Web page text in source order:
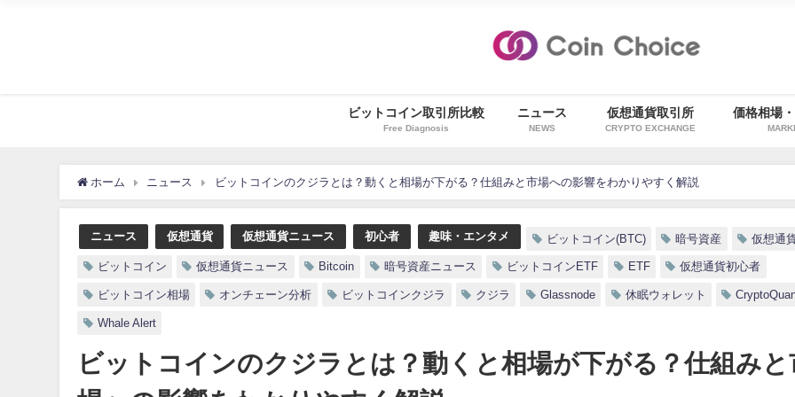
ビットコイン取引所比較
Free Diagnosis
ニュース
NEWS
仮想通貨取引所
CRYPTO EXCHANGE
価格相場
ホーム ニュース ビットコインのクジラとは？動くと相場が下がる？仕組みと市場への影響をわかりやすく解説
ニュース 仮想通貨 仮想通貨ニュース 初心者 趣味・エンタメ ビットコイン(BTC) 暗号資産 仮想通
ビットコイン 仮想通貨ニュース Bitcoin 暗号資産ニュース ビットコインETF ETF 仮想通貨初心者
ビットコイン相場 オンチェーン分析 ビットコインクジラ クジラ Glassnode 休眠ウォレット
Whale Alert
ビットコインのクジラとは？動くと相場が下がる？仕組みと